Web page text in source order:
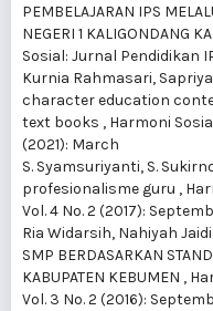
PEMBELAJARAN IPS
NEGERI 1 KALIGONDANG
Sosial: Jurnal Pendidikan
Kurnia Rahmasari,
character education
text books , Harmoni
(2021): March
S. Syamsuriyanti, S.
profesionalisme guru ,
Vol. 4 No. 2 (2017):
Ria Widarsih, Nahiyah
SMP BERDASARKAN
KABUPATEN KEBUMEN ,
Vol. 3 No. 2 (2016):